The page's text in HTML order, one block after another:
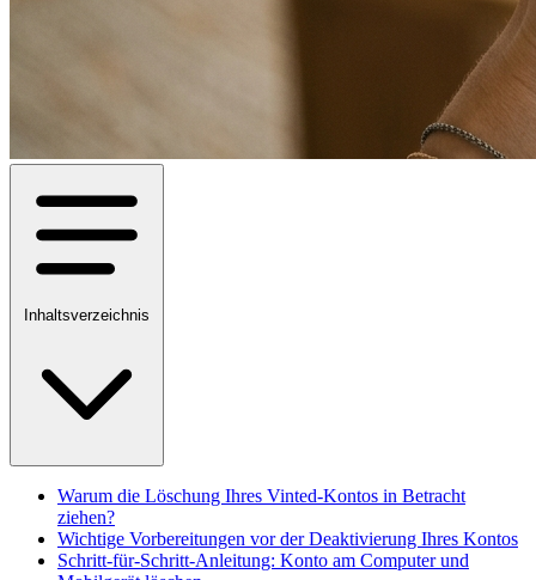
Inhaltsverzeichnis
Warum die Löschung Ihres Vinted-Kontos in Betracht
ziehen?
Wichtige Vorbereitungen vor der Deaktivierung Ihres Kontos
Schritt-für-Schritt-Anleitung: Konto am Computer und